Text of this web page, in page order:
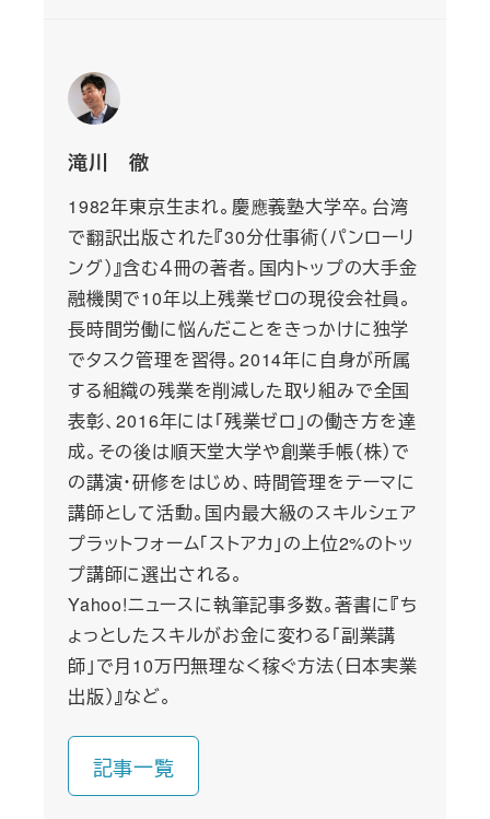
滝川 徹
1982年東京生まれ。慶應義塾大学卒。台湾
で翻訳出版された『30分仕事術（パンローリ
ング）』含む４冊の著者。国内トップの大手金
融機関で10年以上残業ゼロの現役会社員。
長時間労働に悩んだことをきっかけに独学
でタスク管理を習得。2014年に自身が所属
する組織の残業を削減した取り組みで全国
表彰、2016年には「残業ゼロ」の働き方を達
成。その後は順天堂大学や創業手帳（株）で
の講演・研修をはじめ、時間管理をテーマに
講師として活動。国内最大級のスキルシェア
プラットフォーム「ストアカ」の上位2%のトッ
プ講師に選出される。
Yahoo!ニュースに執筆記事多数。著書に『ち
ょっとしたスキルがお金に変わる「副業講
師」で月10万円無理なく稼ぐ方法（日本実業
出版）』など。
記事一覧